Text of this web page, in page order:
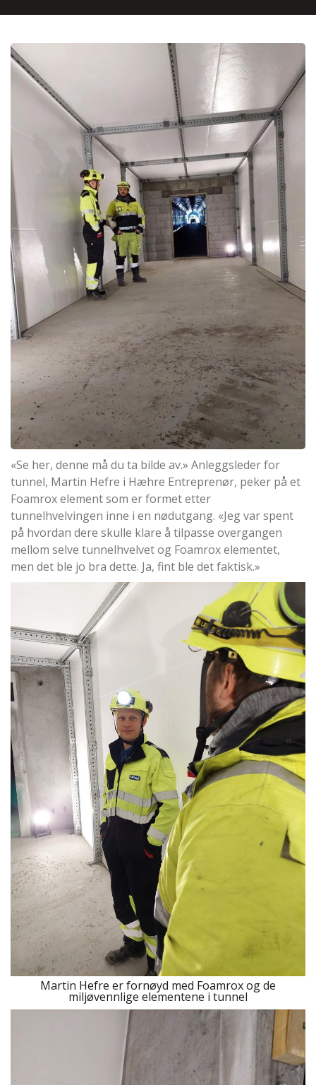
«Se her, denne må du ta bilde av.» Anleggsleder for
tunnel, Martin Hefre i Hæhre Entreprenør, peker på et
Foamrox element som er formet etter
tunnelhvelvingen inne i en nødutgang. «Jeg var spent
på hvordan dere skulle klare å tilpasse overgangen
mellom selve tunnelhvelvet og Foamrox elementet,
men det ble jo bra dette. Ja, fint ble det faktisk.»
Martin Hefre er fornøyd med Foamrox og de
miljøvennlige elementene i tunnel